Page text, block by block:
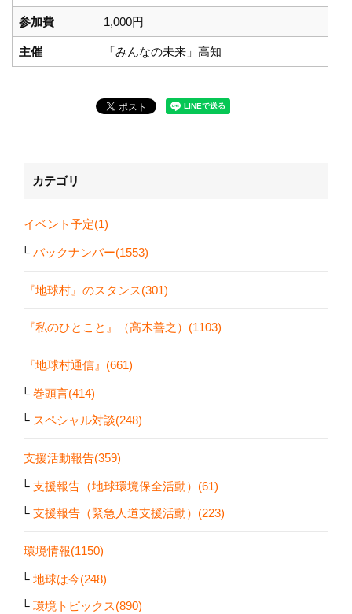
参加費 1,000円
主催 「みんなの未来」高知
カテゴリ
イベント予定(1)
バックナンバー(1553)
『地球村』のスタンス(301)
『私のひとこと』（高木善之）(1103)
『地球村通信』(661)
巻頭言(414)
スペシャル対談(248)
支援活動報告(359)
支援報告（地球環境保全活動）(61)
支援報告（緊急人道支援活動）(223)
環境情報(1150)
地球は今(248)
環境トピックス(890)